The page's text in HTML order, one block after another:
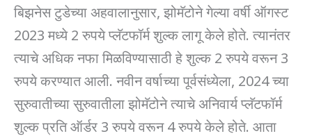
बिझनेस टुडेच्या अहवालानुसार, झोमॅटोने गेल्या वर्षी ऑगस्ट
2023 मध्ये 2 रुपये प्लॅटफॉर्म शुल्क लागू केले होते. त्यानंतर
त्याचे अधिक नफा मिळविण्यासाठी हे शुल्क 2 रुपये वरून 3
रुपये करण्यात आली. नवीन वर्षाच्या पूर्वसंध्येला, 2024 च्या
सुरुवातीच्या सुरुवातीला झोमॅटोने त्याचे अनिवार्य प्लॅटफॉर्म
शुल्क प्रति ऑर्डर 3 रुपये वरून 4 रुपये केले होते. आता